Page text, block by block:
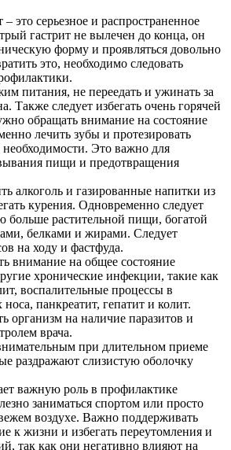
это серьезное и распространенное
гастрит не вылечен до конца, он
форму и проявляться довольно
это, необходимо следовать
питания, не переедать и ужинать за
Также следует избегать очень горячей
обращать внимание на состояние
лечить зубы и протезировать
Это важно для
пищи и предотвращения
алкоголь и газированные напитки из
курения. Одновременно следует
больше растительной пищи, богатой
белками и жирами. Следует
на ходу и фастфуда.
внимание на общее состояние
хронические инфекции, такие как
воспалительные процессы в
панкреатит, гепатит и колит.
организм на наличие паразитов и
врача.
при длительном приеме
раздражают слизистую оболочку
важную роль в профилактике
заниматься спортом или просто
воздухе. Важно поддерживать
к жизни и избегать переутомления и
так как они негативно влияют на